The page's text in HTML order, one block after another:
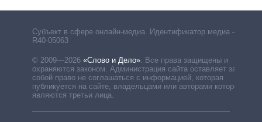
Субъект в сфере онлайн-медиа. Идентификатор медиа –
R40-05063
© 2009—2026 «Слово и Дело». Все права защищены и
охраняются законом. Администрация сайта оставляет за
собой право не соглашаться с информацией, которая
публикуется на сайте, владельцами или авторами которой
являются третьи лица.